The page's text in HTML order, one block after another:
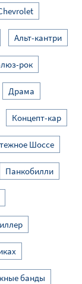
Альт-кантри
рок
Драма
Концепт-кар
Шоссе
Панкобилли
банды